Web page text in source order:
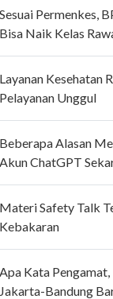
Permenkes,
Naik Kelas
Kesehatan
Unggul
Alasan
ChatGPT
Safety Talk
Kata
Bandung